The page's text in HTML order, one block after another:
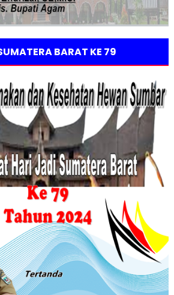
BARAT KE 79